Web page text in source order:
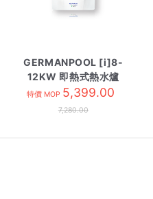
GERMANPOOL [i]8-
12KW 即熱式熱水爐
DEN12 單相電
特價 MOP 5,399.00
7,280.00